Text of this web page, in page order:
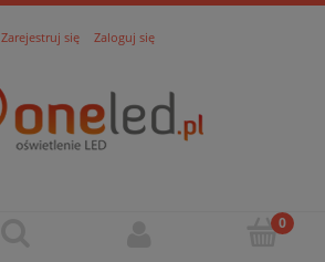
Zarejestruj się Zaloguj się